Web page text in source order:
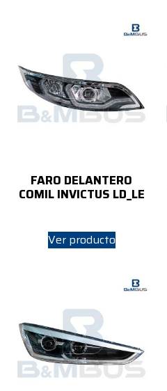
FARO DELANTERO
COMIL INVICTUS LD_LE
Ver producto